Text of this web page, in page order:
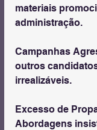
materiais
administração.
Campanhas
outros
irrealizáveis.
Excesso de
Abordagens